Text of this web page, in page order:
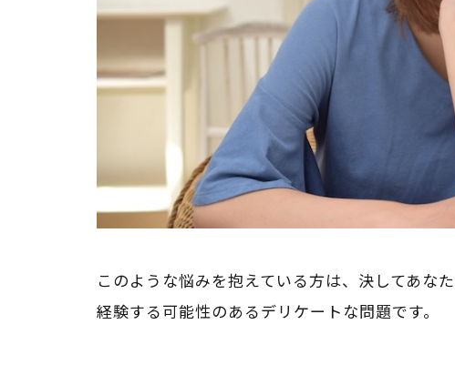
このような悩みを抱えている方は、決してあな
経験する可能性のあるデリケートな問題です。